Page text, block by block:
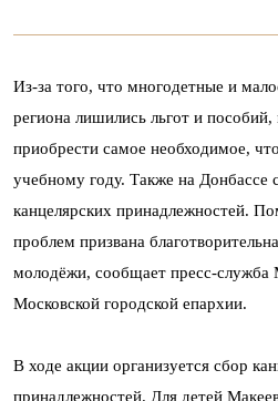
Из-за того, что многодетные и
региона лишились льгот и
приобрести самое необходимое,
учебному году. Также на Донбассе
канцелярских принадлежностей.
проблем призвана
молодёжи, сообщает пресс-служба
Московской городской епархии.
В ходе акции организуется сбор
принадлежностей. Для детей